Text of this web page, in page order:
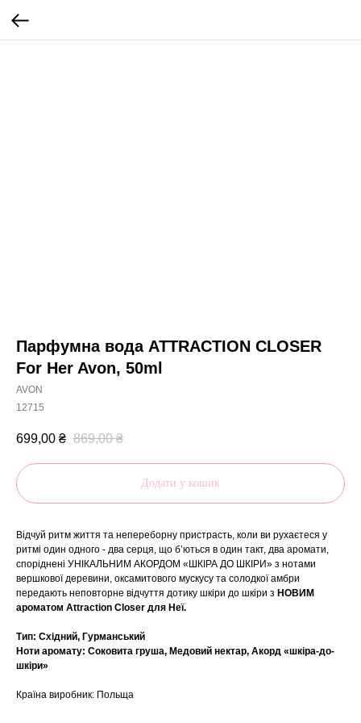
Парфумна вода ATTRACTION CLOSER
For Her Avon, 50ml
AVON
12715
699,00 ₴ 869,00 ₴
Додати у кошик
Відчуй ритм життя та непереборну пристрасть, коли ви рухаєтеся у
ритмі один одного - два серця, що б’ються в один такт, два аромати,
споріднені УНІКАЛЬНИМ АКОРДОМ «ШКІРА ДО ШКІРИ» з нотами
вершкової деревини, оксамитового мускусу та солодкої амбри
передають неповторне відчуття дотику шкіри до шкіри з НОВИМ
ароматом Attraction Closer для Неї.
Тип: Східний, Гурманський
Ноти аромату: Соковита груша, Медовий нектар, Акорд «шкіра-до-
шкіри»
Країна виробник: Польща